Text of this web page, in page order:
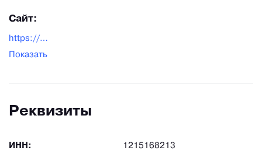
Сайт:
https://dveri-spas.ru/
Показать
Реквизиты
ИНН: 1215168213